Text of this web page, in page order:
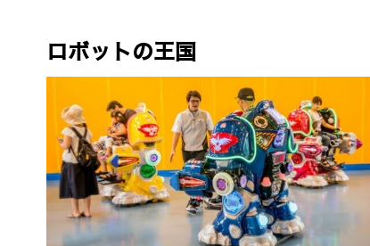
ロボットの王国